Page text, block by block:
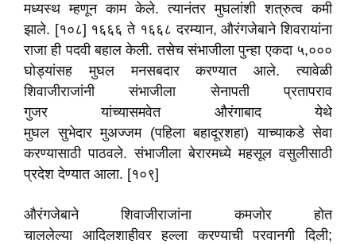
मध्यस्थ म्हणून काम केले. त्यानंतर मुघलांशी शत्रुत्व कमी
झाले. [१०८] १६६६ ते १६६८ दरम्यान, औरंगजेबाने शिवरायांना
राजा ही पदवी बहाल केली. तसेच संभाजीला पुन्हा एकदा ५,०००
घोड्यांसह मुघल मनसबदार करण्यात आले. त्यावेळी
शिवाजीराजांनी संभाजीला सेनापती प्रतापराव
गुजर यांच्यासमवेत औरंगाबाद येथे
मुघल सुभेदार मुअज्जम (पहिला बहादूरशहा) याच्याकडे सेवा
करण्यासाठी पाठवले. संभाजीला बेरारमध्ये महसूल वसुलीसाठी
प्रदेश देण्यात आला. [१०९]
औरंगजेबाने शिवाजीराजांना कमजोर होत
चाललेल्या आदिलशाहीवर हल्ला करण्याची परवानगी दिली;